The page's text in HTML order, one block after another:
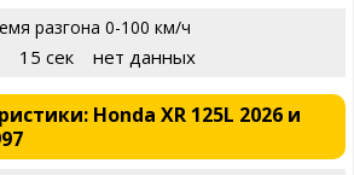
разгона 0-100 км/ч
15 сек нет данных
Honda XR 125L 2026 и